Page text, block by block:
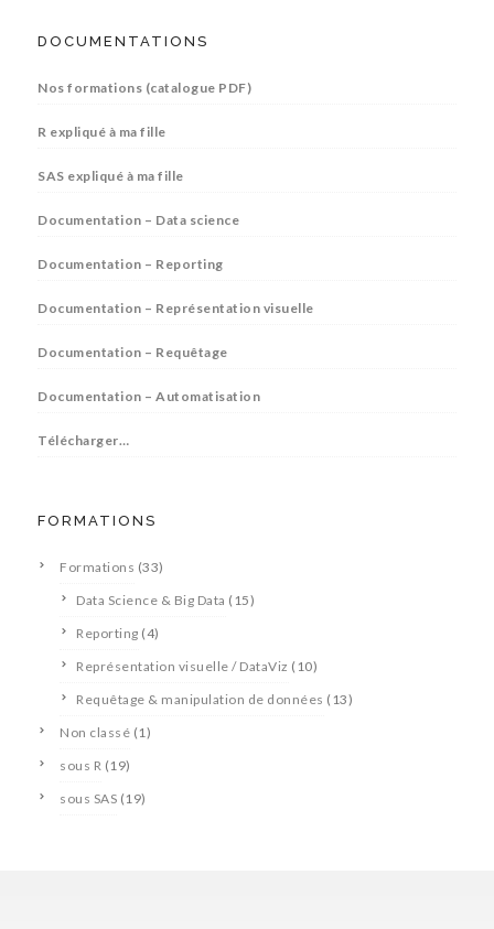
DOCUMENTATIONS
Nos formations (catalogue PDF)
R expliqué à ma fille
SAS expliqué à ma fille
Documentation – Data science
Documentation – Reporting
Documentation – Représentation visuelle
Documentation – Requêtage
Documentation – Automatisation
Télécharger…
FORMATIONS
Formations (33)
Data Science & Big Data (15)
Reporting (4)
Représentation visuelle / DataViz (10)
Requêtage & manipulation de données (13)
Non classé (1)
sous R (19)
sous SAS (19)